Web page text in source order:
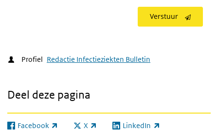
Verstuur
Profiel Redactie Infectieziekten Bulletin
Deel deze pagina
Facebook X LinkedIn